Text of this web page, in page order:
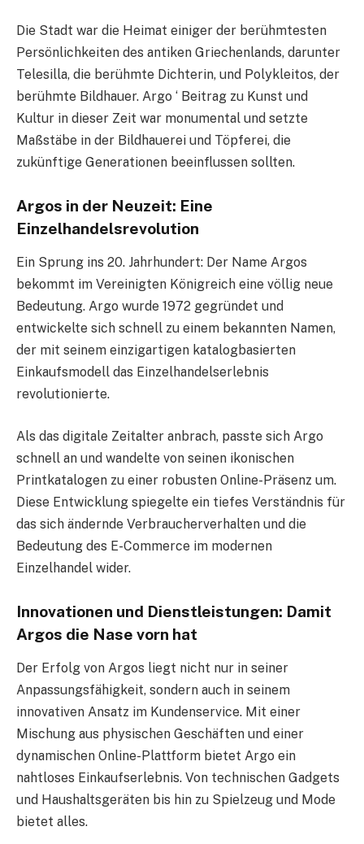
Die Stadt war die Heimat einiger der berühmtesten
Persönlichkeiten des antiken Griechenlands, darunter
Telesilla, die berühmte Dichterin, und Polykleitos, der
berühmte Bildhauer. Argo ‘ Beitrag zu Kunst und
Kultur in dieser Zeit war monumental und setzte
Maßstäbe in der Bildhauerei und Töpferei, die
zukünftige Generationen beeinflussen sollten.
Argos in der Neuzeit: Eine
Einzelhandelsrevolution
Ein Sprung ins 20. Jahrhundert: Der Name Argos
bekommt im Vereinigten Königreich eine völlig neue
Bedeutung. Argo wurde 1972 gegründet und
entwickelte sich schnell zu einem bekannten Namen,
der mit seinem einzigartigen katalogbasierten
Einkaufsmodell das Einzelhandelserlebnis
revolutionierte.
Als das digitale Zeitalter anbrach, passte sich Argo
schnell an und wandelte von seinen ikonischen
Printkatalogen zu einer robusten Online-Präsenz um.
Diese Entwicklung spiegelte ein tiefes Verständnis für
das sich ändernde Verbraucherverhalten und die
Bedeutung des E-Commerce im modernen
Einzelhandel wider.
Innovationen und Dienstleistungen: Damit
Argos die Nase vorn hat
Der Erfolg von Argos liegt nicht nur in seiner
Anpassungsfähigkeit, sondern auch in seinem
innovativen Ansatz im Kundenservice. Mit einer
Mischung aus physischen Geschäften und einer
dynamischen Online-Plattform bietet Argo ein
nahtloses Einkaufserlebnis. Von technischen Gadgets
und Haushaltsgeräten bis hin zu Spielzeug und Mode
bietet alles.